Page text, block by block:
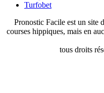
Turfobet
Pronostic Facile est un site
courses hippiques, mais en
tous droits